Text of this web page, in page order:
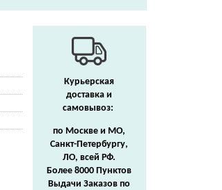
Курьерская
доставка и
самовывоз:
по Москве и МО,
Санкт-Петербургу,
ЛО, всей РФ.
Более 8000 Пунктов
Выдачи Заказов по